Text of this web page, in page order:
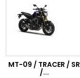
MT-09 / TRACER / SR
/...